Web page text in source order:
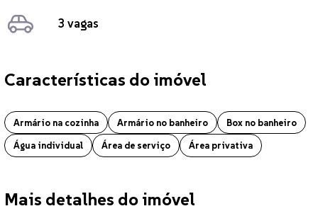
3 vagas
Casa localizado no bairro Presidente Médici em Chapecó. O imóvel
Características do imóvel
Armário na cozinha Armário no banheiro
Box no banheiro
Água individual
Área de serviço Área privativa
Mais detalhes do imóvel